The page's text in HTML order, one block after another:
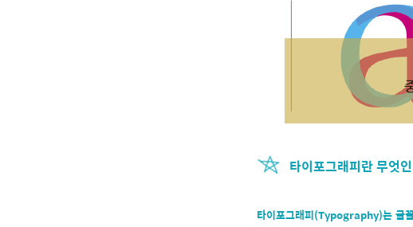
타이포그래피란 무엇
타이포그래피(Typography)는 글